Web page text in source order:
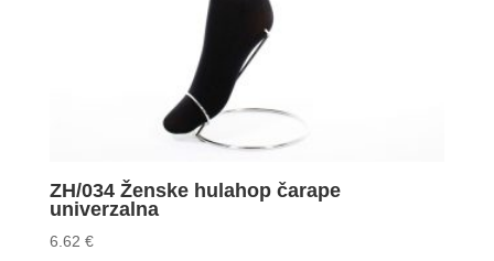
ZH/034 Ženske hulahop čarape
univerzalna
6.62 €